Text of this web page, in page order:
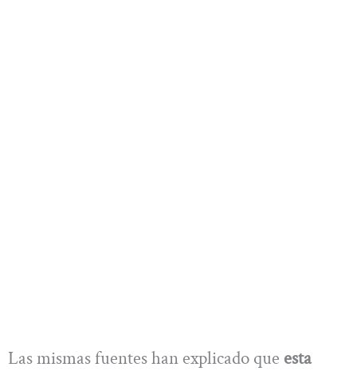
Las mismas fuentes han explicado que esta